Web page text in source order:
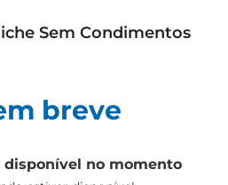
Sem Condimentos
breve
disponível no momento